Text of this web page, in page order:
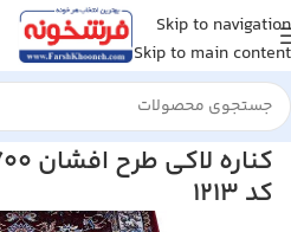
Skip to navigation
Skip to main content
خانه/فرش کناره
کد 1213